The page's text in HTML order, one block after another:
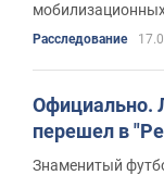
Расследование
Официально.
перешел в
Знаменитый